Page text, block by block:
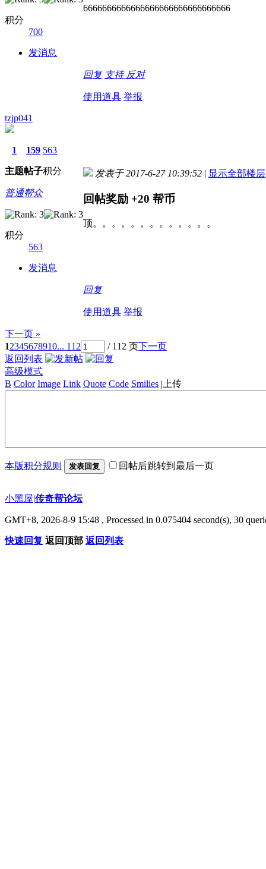
积分
700
发消息
6666666666666666666666666666666
回复 支持 反对
使用道具 举报
tzjp041
1
主题
159
帖子
563
积分
普通帮众
积分
563
发消息
发表于 2017-6-27 10:39:52 | 显示全部楼层
回帖奖励 +20 帮币
顶。。。。。。。。。。。。。
回复
使用道具 举报
下一页 »
12345678910... 112 / 112 页下一页
返回列表
高级模式
B Color Image Link Quote Code Smilies | 上传
本版积分规则 发表回复 回帖后跳转到最后一页
小黑屋|传奇帮论坛
GMT+8, 2026-8-9 15:48 , Processed in 0.075404 second(s), 30
快速回复 返回顶部 返回列表